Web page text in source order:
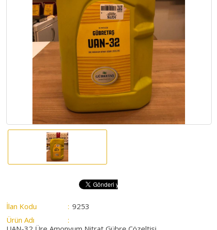
HAKKIMIZDA
İHALELERİ
İHALELERİ
DUYURULAR
SSS
İlan Kodu : 9253
Ürün Adı
: